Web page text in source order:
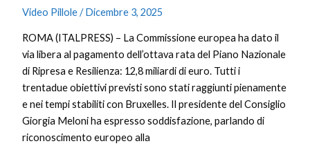
Video Pillole/Dicembre 3, 2025
ROMA (ITALPRESS) – La Commissione europea ha dato il
via libera al pagamento dell’ottava rata del Piano Nazionale
di Ripresa e Resilienza: 12,8 miliardi di euro. Tutti i
trentadue obiettivi previsti sono stati raggiunti pienamente
e nei tempi stabiliti con Bruxelles. Il presidente del Consiglio
Giorgia Meloni ha espresso soddisfazione, parlando di
riconoscimento europeo alla